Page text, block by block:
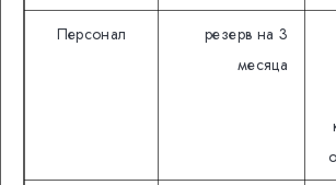
Персонал
резерв на 3
месяца